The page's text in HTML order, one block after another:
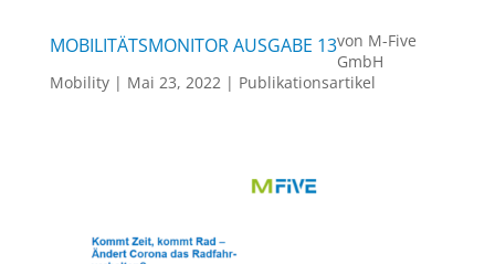
MOBILITÄTSMONITOR AUSGABE 13von M-Five
GmbH
Mobility| Mai 23, 2022| Publikationsartikel